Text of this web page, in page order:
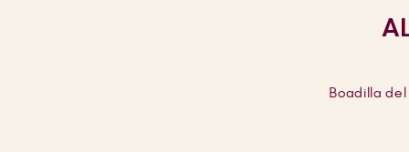
Boadilla